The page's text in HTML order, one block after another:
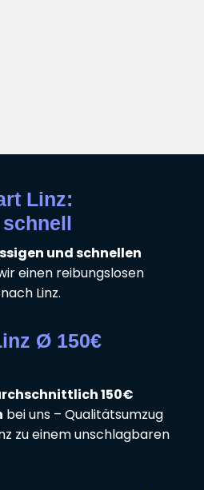
Linz:
und schnellen
einen reibungslosen
Linz.
Ø 150€
150€
bei uns – Qualitätsumzug
zu einem unschlagbaren